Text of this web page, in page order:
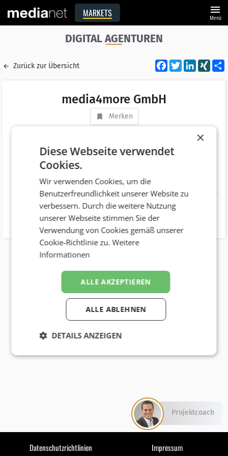
MARKETS menu
Menü
DIGITAL AGENTUREN
Zurück zur Übersicht Facebook
Twitter XING
media4more GmbH
Merken
AT 2380 Perchtoldsdorf
Telefonnummer +43 (720) 303737
Website https://www.media4more.com
Datenschutzrichtlinien Impressum
×
Diese Webseite verwendet
Cookies.
Wir verwenden Cookies, um die
Benutzerfreundlichkeit unserer Website zu
verbessern. Durch die weitere Nutzung
unserer Webseite stimmen Sie der
Verwendung von Cookies gemäß unserer
Cookie-Richtlinie zu.Weitere
Informationen
ALLE AKZEPTIEREN
ALLE ABLEHNEN
DETAILS ANZEIGEN
Projektcoach